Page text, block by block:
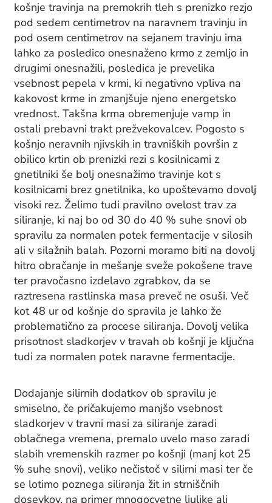
košnje travinja na premokrih tleh s prenizko rezjo
pod sedem centimetrov na naravnem travinju in
pod osem centimetrov na sejanem travinju ima
lahko za posledico onesnaženo krmo z zemljo in
drugimi onesnažili, posledica je prevelika
vsebnost pepela v krmi, ki negativno vpliva na
kakovost krme in zmanjšuje njeno energetsko
vrednost. Takšna krma obremenjuje vamp in
ostali prebavni trakt prežvekovalcev. Pogosto s
košnjo neravnih njivskih in travniških površin z
obilico krtin ob prenizki rezi s kosilnicami z
gnetilniki še bolj onesnažimo travinje kot s
kosilnicami brez gnetilnika, ko upoštevamo dovolj
visoki rez. Želimo tudi pravilno ovelost trav za
siliranje, ki naj bo od 30 do 40 % suhe snovi ob
spravilu za normalen potek fermentacije v silosih
ali v silažnih balah. Pozorni moramo biti na dovolj
hitro obračanje in mešanje sveže pokošene trave
ter pravočasno izdelavo zgrabkov, da se
raztresena rastlinska masa preveč ne osuši. Več
kot 48 ur od košnje do spravila je lahko že
problematično za procese siliranja. Dovolj velika
prisotnost sladkorjev v travah ob košnji je ključna
tudi za normalen potek naravne fermentacije.
Dodajanje silirnih dodatkov ob spravilu je
smiselno, če pričakujemo manjšo vsebnost
sladkorjev v travni masi za siliranje zaradi
oblačnega vremena, premalo uvelo maso zaradi
slabih vremenskih razmer po košnji (manj kot 25
% suhe snovi), veliko nečistoč v silirni masi ter če
se lotimo poznega siliranja žit in strniščnih
dosevkov, na primer mnogocvetne ljuljke ali